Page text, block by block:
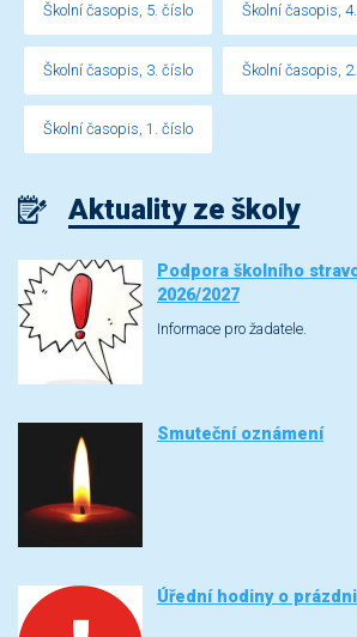
Školní časopis, 5. číslo Školní časopis,
Školní časopis, 3. číslo Školní časopis,
Školní časopis, 1. číslo
Aktuality ze školy
Podpora školního
2026/2027
Informace pro žadatele.
Smuteční oznámení
Úřední hodiny o